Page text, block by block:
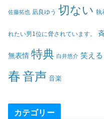
佐藤拓也 凪良ゆう 切ない 執
れたい男1位に脅されています。
無表情 特典 白井悠介 笑える
春音声 音楽
カテゴリー